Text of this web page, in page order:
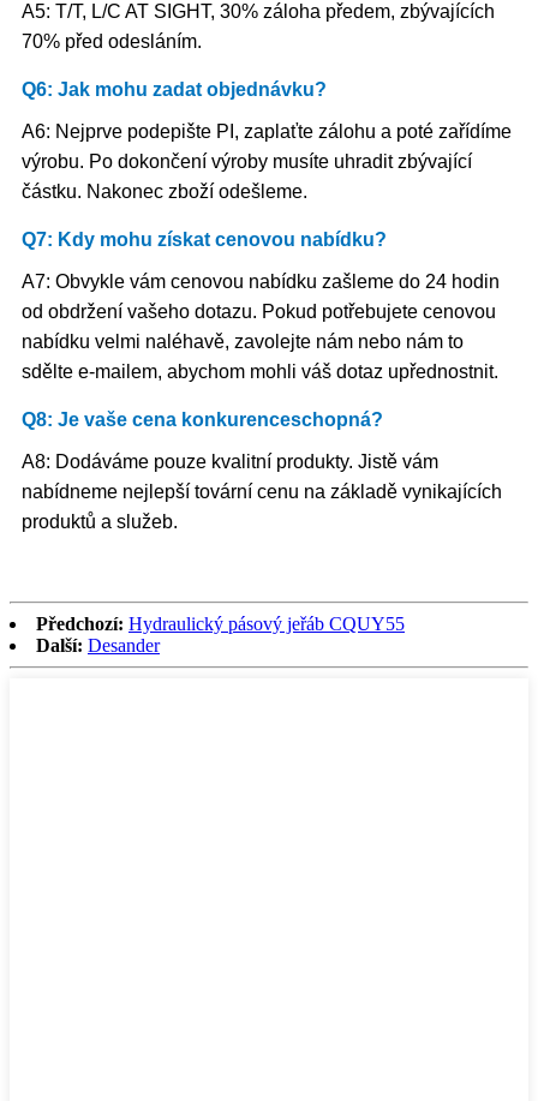
A5: T/T, L/C AT SIGHT, 30% záloha předem, zbývajících
70% před odesláním.
Q6: Jak mohu zadat objednávku?
A6: Nejprve podepište PI, zaplaťte zálohu a poté zařídíme
výrobu. Po dokončení výroby musíte uhradit zbývající
částku. Nakonec zboží odešleme.
Q7: Kdy mohu získat cenovou nabídku?
A7: Obvykle vám cenovou nabídku zašleme do 24 hodin
od obdržení vašeho dotazu. Pokud potřebujete cenovou
nabídku velmi naléhavě, zavolejte nám nebo nám to
sdělte e-mailem, abychom mohli váš dotaz upřednostnit.
Q8: Je vaše cena konkurenceschopná?
A8: Dodáváme pouze kvalitní produkty. Jistě vám
nabídneme nejlepší tovární cenu na základě vynikajících
produktů a služeb.
Předchozí: Hydraulický pásový jeřáb CQUY55
Další: Desander